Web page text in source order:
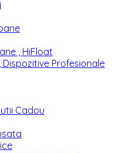
, HiFloat
Profesionale
Cadou